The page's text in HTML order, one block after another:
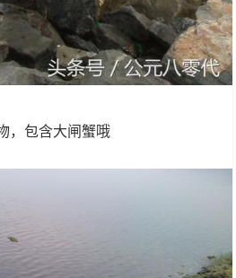
，包含大闸蟹哦